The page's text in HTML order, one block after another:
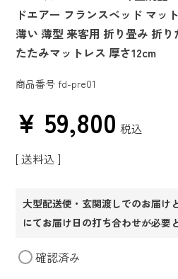
ドエアー フランスベッド マッ
薄い 薄型 来客用 折り畳み 折り
たたみマットレス 厚さ12cm
商品番号 fd-pre01
¥ 59,800 税込
送料込
大型配送便・玄関渡しでのお届け
にてお届け日の打ち合わせが必要
確認済み